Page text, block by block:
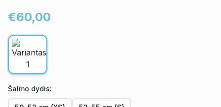
€60,00
Šalmo dydis: